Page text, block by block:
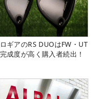
ギアのRS DUOはFW・UT
成度が高く購入者続出！